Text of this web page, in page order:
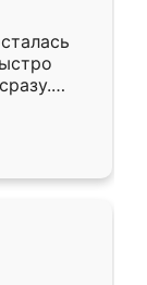
к
даже